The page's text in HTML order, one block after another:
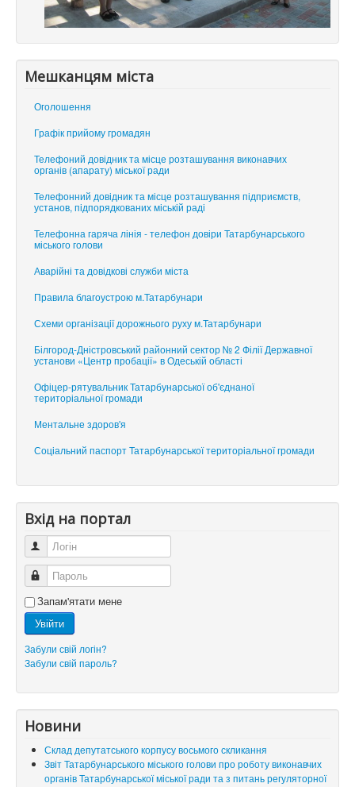
Мешканцям міста
Оголошення
Графік прийому громадян
Телефоний довідник та місце розташування виконавчих
органів (апарату) міської ради
Телефонний довідник та місце розташування підприємств,
установ, підпорядкованих міській раді
Телефонна гаряча лінія - телефон довіри Татарбунарського
міського голови
Аварійні та довідкові служби міста
Правила благоустрою м.Татарбунари
Схеми організації дорожнього руху м.Татарбунари
Білгород-Дністровський районний сектор № 2 Філії Державної
установи «Центр пробації» в Одеській області
Офіцер-рятувальник Татарбунарської об'єднаної
територіальної громади
Ментальне здоров'я
Соціальний паспорт Татарбунарської територіальної громади
Вхід на портал
Логін
Пароль
Запам'ятати мене
Увійти
Забули свій логін?
Забули свій пароль?
Новини
Склад депутатського корпусу восьмого скликання
Звіт Татарбунарського міського голови про роботу виконавчих
органів Татарбунарської міської ради та з питань регуляторної